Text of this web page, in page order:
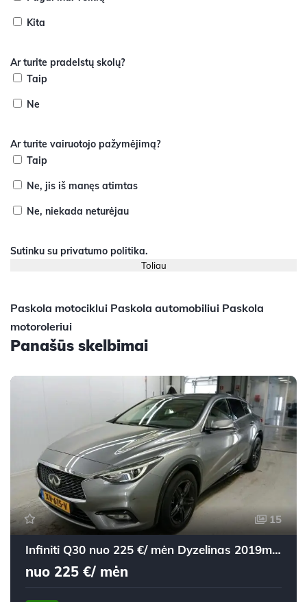
Kita
Ar turite pradelstų skolų?
Taip
Ne
Ar turite vairuotojo pažymėjimą?
Taip
Ne, jis iš manęs atimtas
Ne, niekada neturėjau
Sutinku su privatumo politika.
Paskola motociklui Paskola automobiliui Paskola
motoroleriui
Panašūs skelbimai
15
Infiniti Q30 nuo 225 €/ mėn Dyzelinas 2019m. Visureigis Mechaninė
nuo 225 €/ mėn